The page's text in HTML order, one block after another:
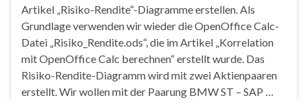
Artikel „Risiko-Rendite“-Diagramme erstellen. Als
Grundlage verwenden wir wieder die OpenOffice Calc-
Datei „Risiko_Rendite.ods“, die im Artikel „Korrelation
mit OpenOffice Calc berechnen“ erstellt wurde. Das
Risiko-Rendite-Diagramm wird mit zwei Aktienpaaren
erstellt. Wir wollen mit der Paarung BMW ST – SAP …